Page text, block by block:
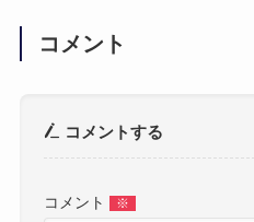
コメント
コメントする
コメント ※